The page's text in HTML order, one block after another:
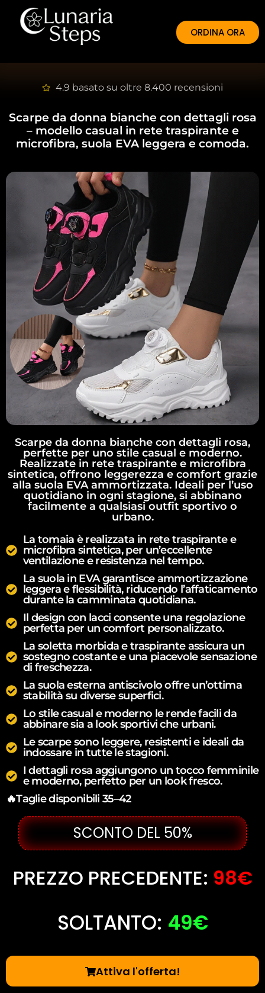
ORDINA ORA
4.9 basato su oltre 8.400 recensioni
Scarpe da donna bianche con dettagli rosa
– modello casual in rete traspirante e
microfibra, suola EVA leggera e comoda.
Scarpe da donna bianche con dettagli rosa,
perfette per uno stile casual e moderno.
Realizzate in rete traspirante e microfibra
sintetica, offrono leggerezza e comfort grazie
alla suola EVA ammortizzata. Ideali per l’uso
quotidiano in ogni stagione, si abbinano
facilmente a qualsiasi outfit sportivo o
urbano.
La tomaia è realizzata in rete traspirante e
microfibra sintetica, per un’eccellente
ventilazione e resistenza nel tempo.
La suola in EVA garantisce ammortizzazione
leggera e flessibilità, riducendo l’affaticamento
durante la camminata quotidiana.
Il design con lacci consente una regolazione
perfetta per un comfort personalizzato.
La soletta morbida e traspirante assicura un
sostegno costante e una piacevole sensazione
di freschezza.
La suola esterna antiscivolo offre un’ottima
stabilità su diverse superfici.
Lo stile casual e moderno le rende facili da
abbinare sia a look sportivi che urbani.
Le scarpe sono leggere, resistenti e ideali da
indossare in tutte le stagioni.
I dettagli rosa aggiungono un tocco femminile
e moderno, perfetto per un look fresco.
🔥Taglie disponibili 35–42
SCONTO DEL 50%
PREZZO PRECEDENTE: 98€
SOLTANTO: 49€
Attiva l'offerta!